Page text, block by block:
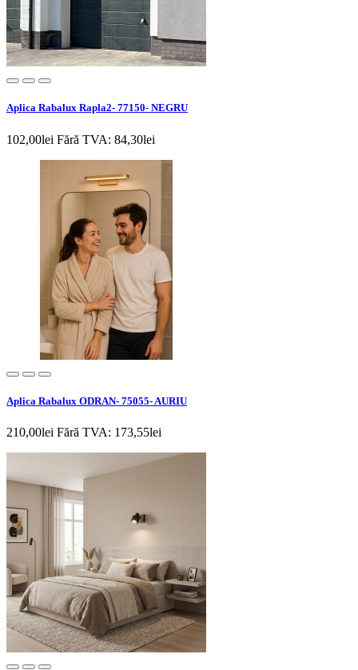
Aplica Rabalux Rapla2- 77150- NEGRU
102,00lei Fără TVA: 84,30lei
Aplica Rabalux ODRAN- 75055- AURIU
210,00lei Fără TVA: 173,55lei